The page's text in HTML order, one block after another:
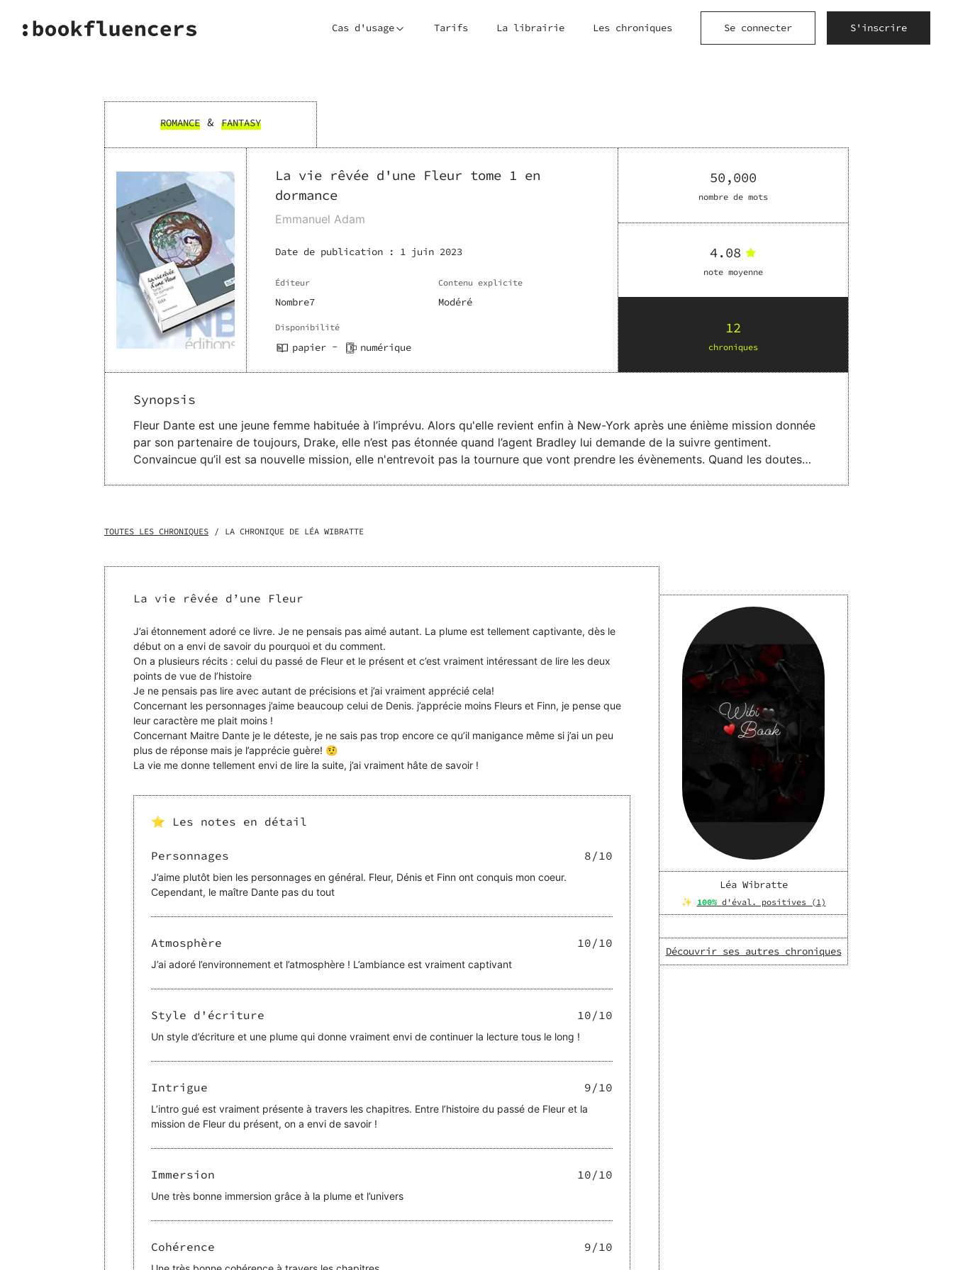
Cas d'usage Tarifs La librairie Les chroniques Se connecter S'inscrire
ROMANCE & FANTASY
La vie rêvée d'une Fleur tome 1 en
dormance
Emmanuel Adam
Date de publication : 1 juin 2023
Éditeur
Nombre7
Contenu explicite
Modéré
Disponibilité
papier - numérique
50,000
nombre de mots
4.08
note moyenne
12
chroniques
Synopsis
Fleur Dante est une jeune femme habituée à l’imprévu. Alors qu'elle revient enfin à New-York après une énième mission donnée
par son partenaire de toujours, Drake, elle n’est pas étonnée quand l’agent Bradley lui demande de la suivre gentiment.
Convaincue qu’il est sa nouvelle mission, elle n'entrevoit pas la tournure que vont prendre les évènements. Quand les doutes
TOUTES LES CHRONIQUES / LA CHRONIQUE DE LÉA WIBRATTE
La vie rêvée d’une Fleur
J’ai étonnement adoré ce livre. Je ne pensais pas aimé autant. La plume est tellement captivante, dès le
début on a envi de savoir du pourquoi et du comment.
On a plusieurs récits : celui du passé de Fleur et le présent et c’est vraiment intéressant de lire les deux
points de vue de l’histoire
Je ne pensais pas lire avec autant de précisions et j’ai vraiment apprécié cela!
Concernant les personnages j’aime beaucoup celui de Denis. j’apprécie moins Fleurs et Finn, je pense que
leur caractère me plait moins !
Concernant Maitre Dante je le déteste, je ne sais pas trop encore ce qu’il manigance même si j’ai un peu
plus de réponse mais je l’apprécie guère! 🤨
La vie me donne tellement envi de lire la suite, j’ai vraiment hâte de savoir !
⭐ Les notes en détail
Personnages 8/10
J’aime plutôt bien les personnages en général. Fleur, Dénis et Finn ont conquis mon coeur.
Cependant, le maître Dante pas du tout
Atmosphère 10/10
J’ai adoré l’environnement et l’atmosphère ! L’ambiance est vraiment captivant
Style d'écriture 10/10
Un style d’écriture et une plume qui donne vraiment envi de continuer la lecture tous le long !
Intrigue 9/10
L’intro gué est vraiment présente à travers les chapitres. Entre l’histoire du passé de Fleur et la
mission de Fleur du présent, on a envi de savoir !
Immersion 10/10
Une très bonne immersion grâce à la plume et l’univers
Cohérence 9/10
Léa Wibratte
✨ 100% d'éval. positives (1)
Découvrir ses autres chroniques